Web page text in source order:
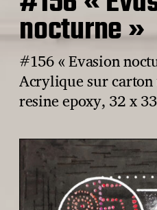
nocturne »
#156 « Evasion
Acrylique sur
resine epoxy, 32 x